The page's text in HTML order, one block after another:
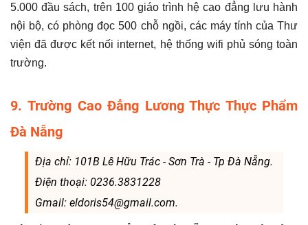
5.000 đầu sách, trên 100 giáo trình hệ cao đẳng lưu hành
nội bộ, có phòng đọc 500 chỗ ngồi, các máy tính của Thư
viện đã được kết nối internet, hệ thống wifi phủ sóng toàn
trường.
9. Trường Cao Đẳng Lương Thực Thực Phẩm
Đà Nẵng
Địa chỉ: 101B Lê Hữu Trác - Sơn Trà - Tp Đà Nẵng.
Điện thoại: 0236.3831228
Gmail: eldoris54@gmail.com.